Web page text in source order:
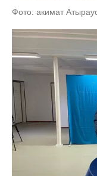
Фото: акимат